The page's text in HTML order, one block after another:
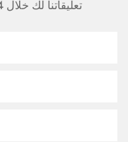
تعليقاتنا لك خلال 24 ساعة في أسرع وقت ممكن